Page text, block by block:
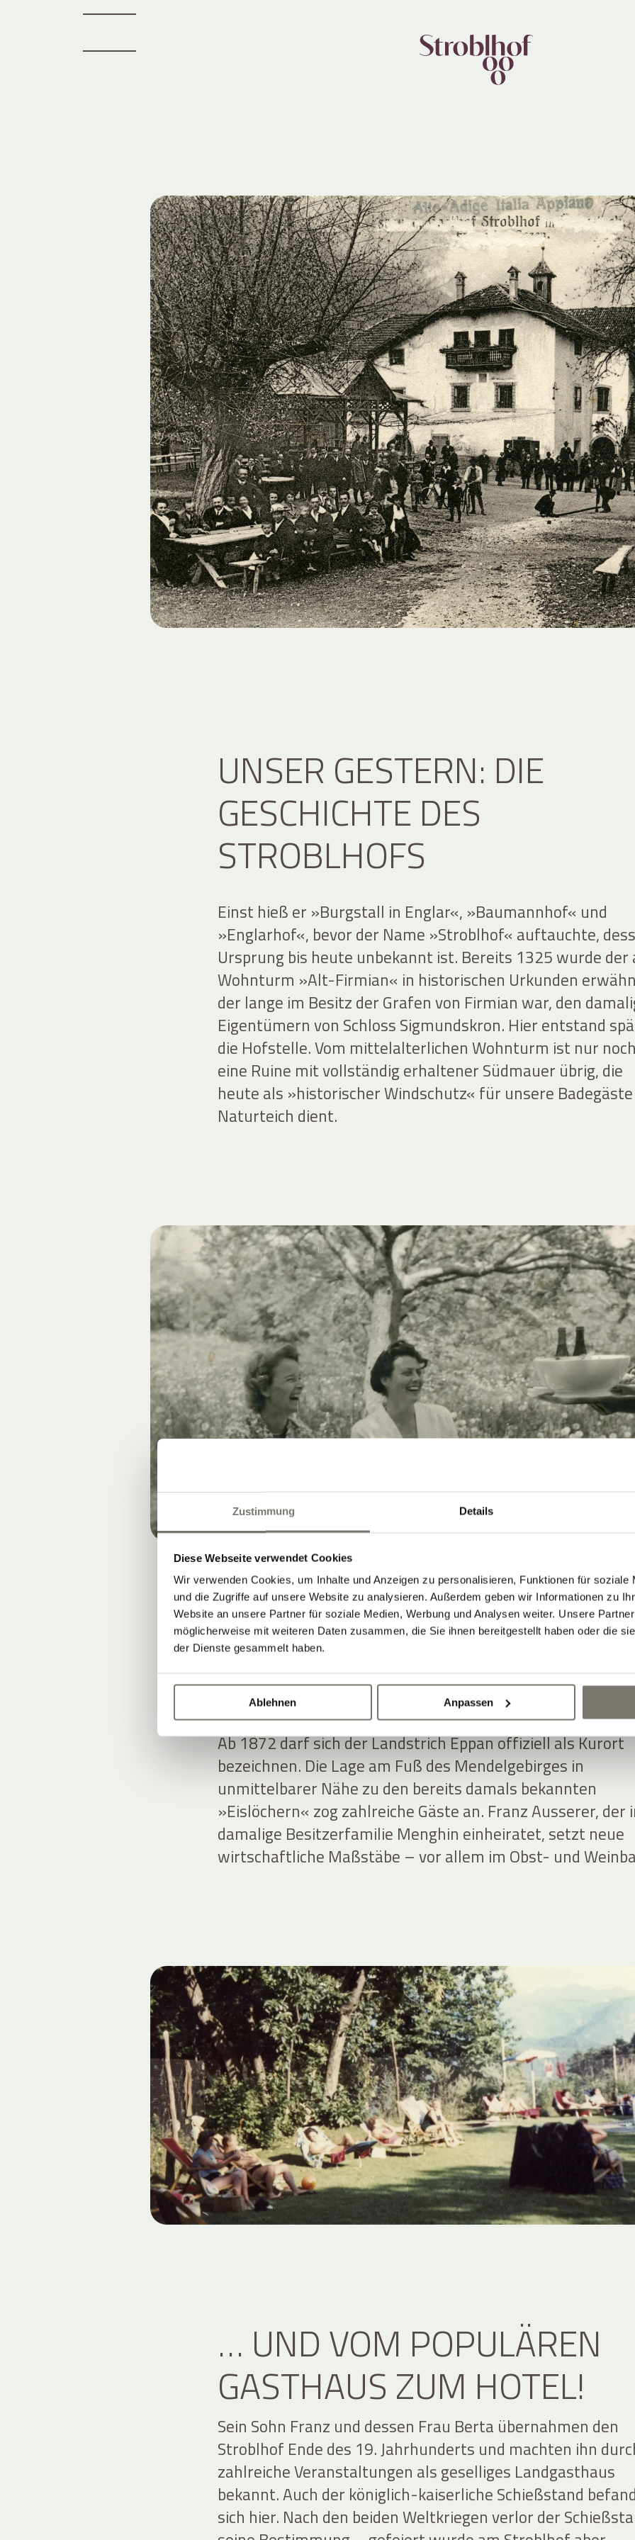
Zustimmung Details
Diese Webseite verwendet Cookies
Wir verwenden Cookies, um Inhalte und Anzeigen zu personalisieren, Funktionen für soziale
und die Zugriffe auf unsere Website zu analysieren. Außerdem geben wir Informationen zu
Website an unsere Partner für soziale Medien, Werbung und Analysen weiter. Unsere
möglicherweise mit weiteren Daten zusammen, die Sie ihnen bereitgestellt haben oder die
der Dienste gesammelt haben.
Ablehnen Anpassen
UNSER GESTERN: DIE
GESCHICHTE DES
STROBLHOFS
Einst hieß er »Burgstall in Englar«, »Baumannhof« und
»Englarhof«, bevor der Name »Stroblhof« auftauchte,
Ursprung bis heute unbekannt ist. Bereits 1325 wurde der
Wohnturm »Alt-Firmian« in historischen Urkunden
der lange im Besitz der Grafen von Firmian war, den
Eigentümern von Schloss Sigmundskron. Hier entstand
die Hofstelle. Vom mittelalterlichen Wohnturm ist nur
eine Ruine mit vollständig erhaltener Südmauer übrig, die
heute als »historischer Windschutz« für unsere
Naturteich dient.
VOM BAUERNHOF ZUM
HISTORISCHEN WEINGUT
Ab 1872 darf sich der Landstrich Eppan offiziell als Kurort
bezeichnen. Die Lage am Fuß des Mendelgebirges in
unmittelbarer Nähe zu den bereits damals bekannten
»Eislöchern« zog zahlreiche Gäste an. Franz Ausserer, der
damalige Besitzerfamilie Menghin einheiratet, setzt neue
wirtschaftliche Maßstäbe – vor allem im Obst- und
… UND VOM POPULÄREN
GASTHAUS ZUM HOTEL!
Sein Sohn Franz und dessen Frau Berta übernahmen den
Stroblhof Ende des 19. Jahrhunderts und machten ihn
zahlreiche Veranstaltungen als geselliges Landgasthaus
bekannt. Auch der königlich-kaiserliche Schießstand
sich hier. Nach den beiden Weltkriegen verlor der